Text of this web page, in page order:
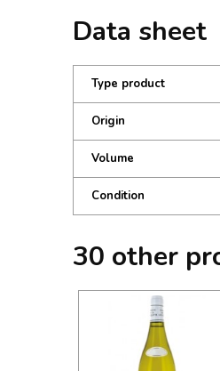
Data sheet
Type product
Origin
Volume
Condition
30 other